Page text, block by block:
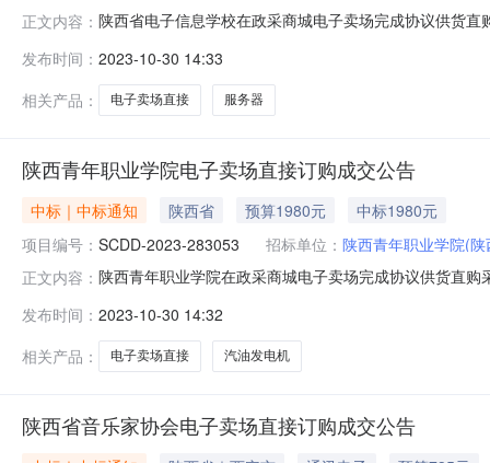
正文内容： 陕西省电子信息学校在政采商城电子卖场完成协议供货
（超市直购)二、采购结果成交供应商：西安云格电子信
发布时间： 2023-10-30 14:33
相关产品：
电子卖场直接 服务器
陕西青年职业学院电子卖场直接订购成交公告
中标｜中标通知 陕西省 预算1980元
中标1980元
项目编号： SCDD-2023-283053 招标单位： 陕西青年职业学院(
正文内容： 陕西青年职业学院在政采商城电子卖场完成协议供货直
直购)二、采购结果成交供应商：陕西省公共资源交易服
发布时间： 2023-10-30 14:32
相关产品：
电子卖场直接 汽油发电机
陕西省音乐家协会电子卖场直接订购成交公告